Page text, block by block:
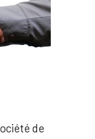
de